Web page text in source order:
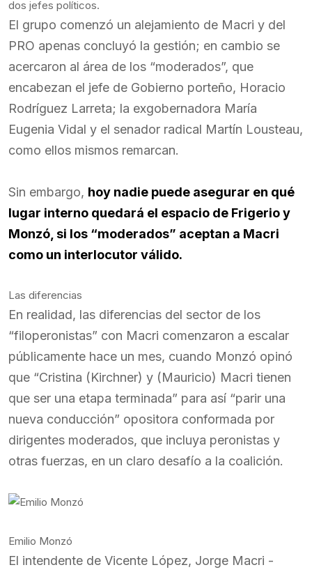
dos jefes políticos.
El grupo comenzó un alejamiento de Macri y del
PRO apenas concluyó la gestión; en cambio se
acercaron al área de los “moderados”, que
encabezan el jefe de Gobierno porteño, Horacio
Rodríguez Larreta; la exgobernadora María
Eugenia Vidal y el senador radical Martín Lousteau,
como ellos mismos remarcan.
Sin embargo, hoy nadie puede asegurar en qué
lugar interno quedará el espacio de Frigerio y
Monzó, si los “moderados” aceptan a Macri
como un interlocutor válido.
Las diferencias
En realidad, las diferencias del sector de los
“filoperonistas” con Macri comenzaron a escalar
públicamente hace un mes, cuando Monzó opinó
que “Cristina (Kirchner) y (Mauricio) Macri tienen
que ser una etapa terminada” para así “parir una
nueva conducción” opositora conformada por
dirigentes moderados, que incluya peronistas y
otras fuerzas, en un claro desafío a la coalición.
Emilio Monzó
El intendente de Vicente López, Jorge Macri -